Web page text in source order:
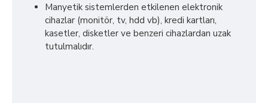
Manyetik sistemlerden etkilenen elektronik
cihazlar (monitör, tv, hdd vb), kredi kartları,
kasetler, disketler ve benzeri cihazlardan uzak
tutulmalıdır.